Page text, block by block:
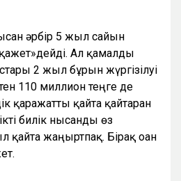
әрбір 5 жыл сайын
Ал қамалды
2 жыл бұрын жүргізілуі
110 миллион теңге де
қаражатты қайта қайтарған
билік нысанды өз
жаңғыртпақ. Бірақ оған